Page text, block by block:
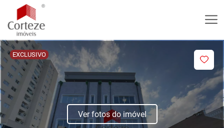
EXCLUSIVO
Ver fotos do imóvel